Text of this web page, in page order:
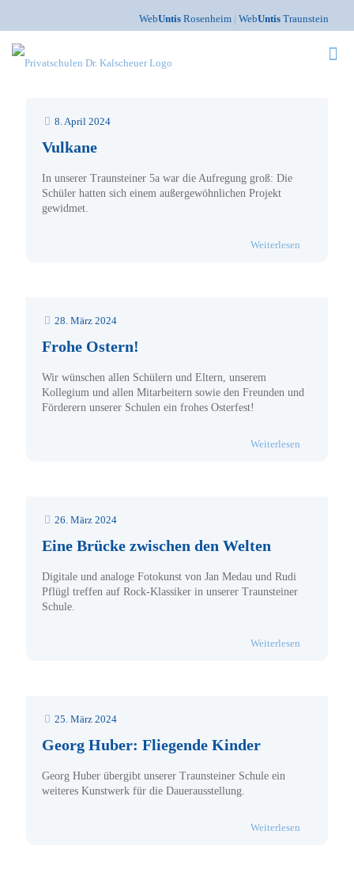
WebUntis Rosenheim | WebUntis Traunstein
8. April 2024
Vulkane
In unserer Traunsteiner 5a war die Aufregung groß: Die
Schüler hatten sich einem außergewöhnlichen Projekt
gewidmet.
Weiterlesen
28. März 2024
Frohe Ostern!
Wir wünschen allen Schülern und Eltern, unserem
Kollegium und allen Mitarbeitern sowie den Freunden und
Förderern unserer Schulen ein frohes Osterfest!
Weiterlesen
26. März 2024
Eine Brücke zwischen den Welten
Digitale und analoge Fotokunst von Jan Medau und Rudi
Pflügl treffen auf Rock-Klassiker in unserer Traunsteiner
Schule.
Weiterlesen
25. März 2024
Georg Huber: Fliegende Kinder
Georg Huber übergibt unserer Traunsteiner Schule ein
weiteres Kunstwerk für die Dauerausstellung.
Weiterlesen